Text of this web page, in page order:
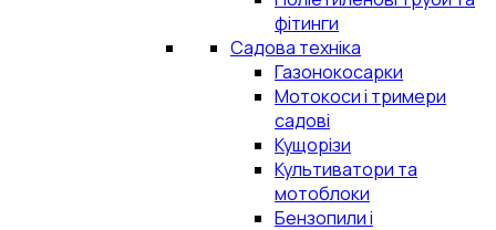
фітинги
Садова техніка
Газонокосарки
Мотокоси і тримери
садові
Кущорізи
Культиватори та
мотоблоки
Бензопили і